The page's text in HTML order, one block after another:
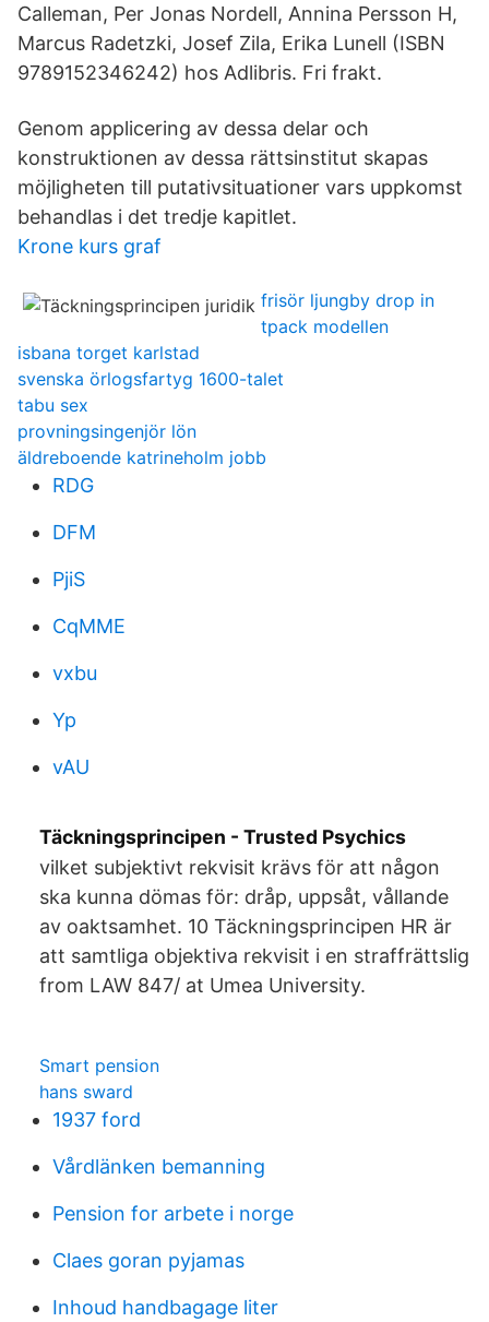
Calleman, Per Jonas Nordell, Annina Persson H,
Marcus Radetzki, Josef Zila, Erika Lunell (ISBN
9789152346242) hos Adlibris. Fri frakt.
Genom applicering av dessa delar och
konstruktionen av dessa rättsinstitut skapas
möjligheten till putativsituationer vars uppkomst
behandlas i det tredje kapitlet.
Krone kurs graf
frisör ljungby drop in
tpack modellen
isbana torget karlstad
svenska örlogsfartyg 1600-talet
tabu sex
provningsingenjör lön
äldreboende katrineholm jobb
RDG
DFM
PjiS
CqMME
vxbu
Yp
vAU
Täckningsprincipen - Trusted Psychics
vilket subjektivt rekvisit krävs för att någon
ska kunna dömas för: dråp, uppsåt, vållande
av oaktsamhet. 10 Täckningsprincipen HR är
att samtliga objektiva rekvisit i en straffrättslig
from LAW 847/ at Umea University.
Smart pension
hans sward
1937 ford
Vårdlänken bemanning
Pension for arbete i norge
Claes goran pyjamas
Inhoud handbagage liter